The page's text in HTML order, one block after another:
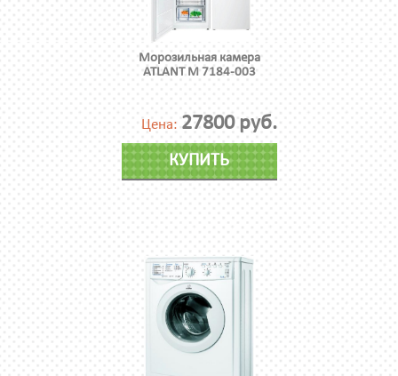
Морозильная камера
ATLANT М 7184-003
Цена: 27800 руб.
КУПИТЬ